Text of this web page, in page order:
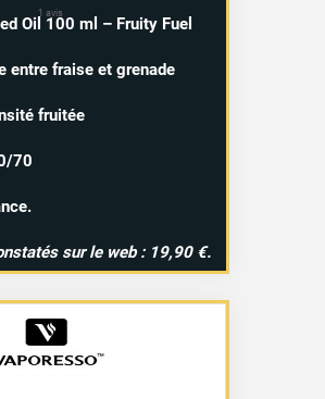
Oil 100 ml – Fruity Fuel
entre fraise et grenade
fruitée
70
sur le web : 19,90 €.